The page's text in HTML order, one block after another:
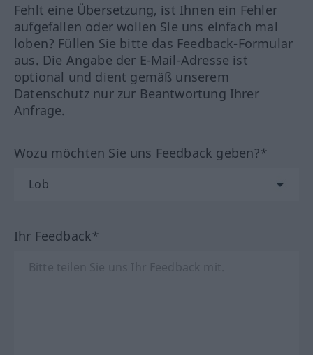
Fehlt eine Übersetzung, ist Ihnen ein Fehler
aufgefallen oder wollen Sie uns einfach mal
loben? Füllen Sie bitte das Feedback-Formular
aus. Die Angabe der E-Mail-Adresse ist
optional und dient gemäß unserem
Datenschutz nur zur Beantwortung Ihrer
Anfrage.
Wozu möchten Sie uns Feedback geben?*
Ihr Feedback*